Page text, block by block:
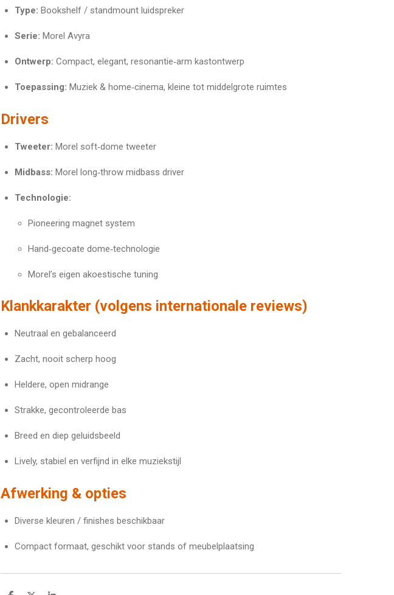
Type: Bookshelf / standmount luidspreker
Serie: Morel Avyra
Ontwerp: Compact, elegant, resonantie‑arm kastontwerp
Toepassing: Muziek & home‑cinema, kleine tot middelgrote ruimtes
Drivers
Tweeter: Morel soft‑dome tweeter
Midbass: Morel long‑throw midbass driver
Technologie:
Pioneering magnet system
Hand‑gecoate dome‑technologie
Morel’s eigen akoestische tuning
Klankkarakter (volgens internationale reviews)
Neutraal en gebalanceerd
Zacht, nooit scherp hoog
Heldere, open midrange
Strakke, gecontroleerde bas
Breed en diep geluidsbeeld
Lively, stabiel en verfijnd in elke muziekstijl
Afwerking & opties
Diverse kleuren / finishes beschikbaar
Compact formaat, geschikt voor stands of meubelplaatsing